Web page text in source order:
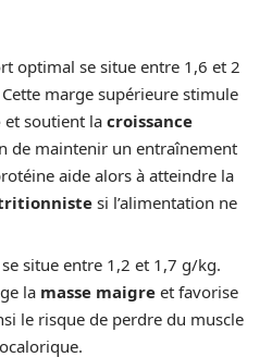
optimal se situe entre 1,6 et 2
marge supérieure stimule
et soutient la croissance
de maintenir un entraînement
aide alors à atteindre la
si l’alimentation ne
se situe entre 1,2 et 1,7 g/kg.
la masse maigre et favorise
le risque de perdre du muscle